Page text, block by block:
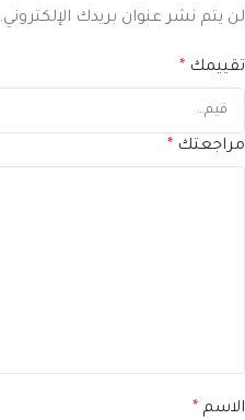
لن يتم نشر عنوان بريدك الإلكتروني.
تقييمك *
مراجعتك *
الاسم *